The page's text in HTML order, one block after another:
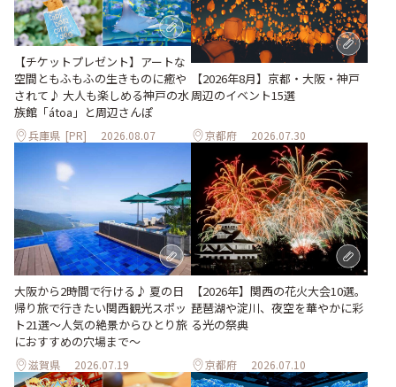
【チケットプレゼント】アートな
空間ともふもふの生きものに癒や
されて♪ 大人も楽しめる神戸の水
族館「átoa」と周辺さんぽ
兵庫県 [PR] 2026.08.07
【2026年8月】京都・大阪・神戸
周辺のイベント15選
京都府 2026.07.30
大阪から2時間で行ける♪ 夏の日
帰り旅で行きたい関西観光スポッ
ト21選～人気の絶景からひとり旅
におすすめの穴場まで～
滋賀県 2026.07.19
【2026年】関西の花火大会10選。
琵琶湖や淀川、夜空を華やかに彩
る光の祭典
京都府 2026.07.10